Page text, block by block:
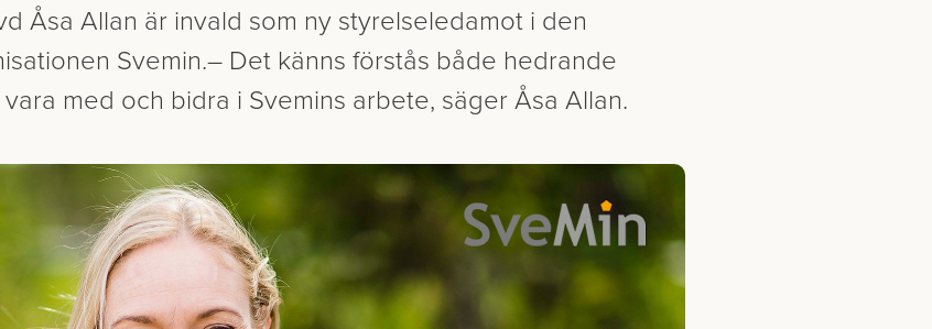
Åsa Allan är invald som ny styrelseledamot i den
Svemin. – Det känns förstås både hedrande
med och bidra i Svemins arbete, säger Åsa Allan.